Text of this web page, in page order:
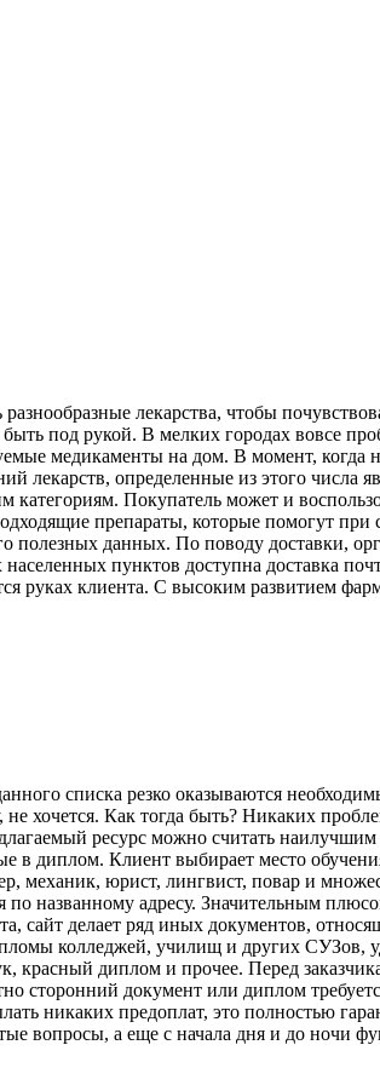
лекарства, чтобы
под рукой. В мелких городах вовсе
медикаменты на дом. В момент, когда
лекарств, определенные из этого числа
Покупатель может и
препараты, которые помогут при
полезных данных. По поводу доставки,
пунктов доступна доставка
руках клиента. С высоким развитием
списка резко оказываются
хочется. Как тогда быть? Никаких
ресурс можно считать
в диплом. Клиент выбирает место
механик, юрист, лингвист, повар и
названному адресу. Значительным
сайт делает ряд иных документов,
колледжей, училищ и других СУЗов,
красный диплом и прочее. Перед
сторонний документ или диплом
никаких предоплат, это полностью
вопросы, а еще с начала дня и до ночи